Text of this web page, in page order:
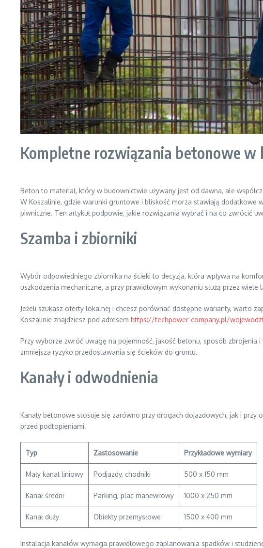
Kompletne rozwiązania betonowe w
Beton to materiał, który w budownictwie używany jest od dawna, ale
W Koszalinie, gdzie warunki gruntowe i bliskość morza stawiają dodatkowe
piwniczne. Ten artykuł podpowie, jakie rozwiązania wybrać i na co zwrócić
Szamba i zbiorniki
Wybór odpowiedniego zbiornika na ścieki to decyzja, która wpływa na
uszkodzenia mechaniczne, a przy prawidłowym wykonaniu służą przez wiele
Jeżeli szukasz oferty lokalnej i chcesz porównać dostępne warianty, warto
Koszalinie znajdziesz pod adresem https://techpower-company.pl/
Przy wyborze zwróć uwagę na pojemność, jakość betonu, sposób zbrojenia
zmniejsza ryzyko przedostawania się ścieków do gruntu.
Kanały i odwodnienia
Kanały betonowe stosuje się zarówno przy drogach dojazdowych, jak i
przed podtopieniami.
Typ Zastosowanie Przykładowe wymiary
Mały kanał liniowy Podjazdy, chodniki 500 x 150 mm
Kanał średni Parking, plac manewrowy 1000 x 250 mm
Kanał duży Obiekty przemysłowe 1500 x 400 mm
Instalacja kanałów wymaga prawidłowego zaplanowania spadków i